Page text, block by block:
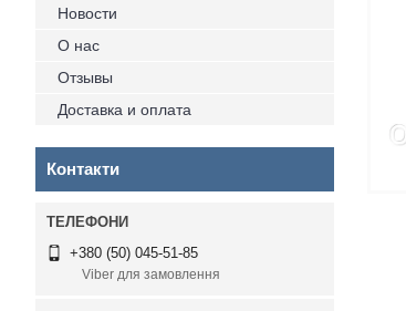
Новости
О нас
Отзывы
Доставка и оплата
Контакти
+380 (50) 045-51-85
Viber для замовлення